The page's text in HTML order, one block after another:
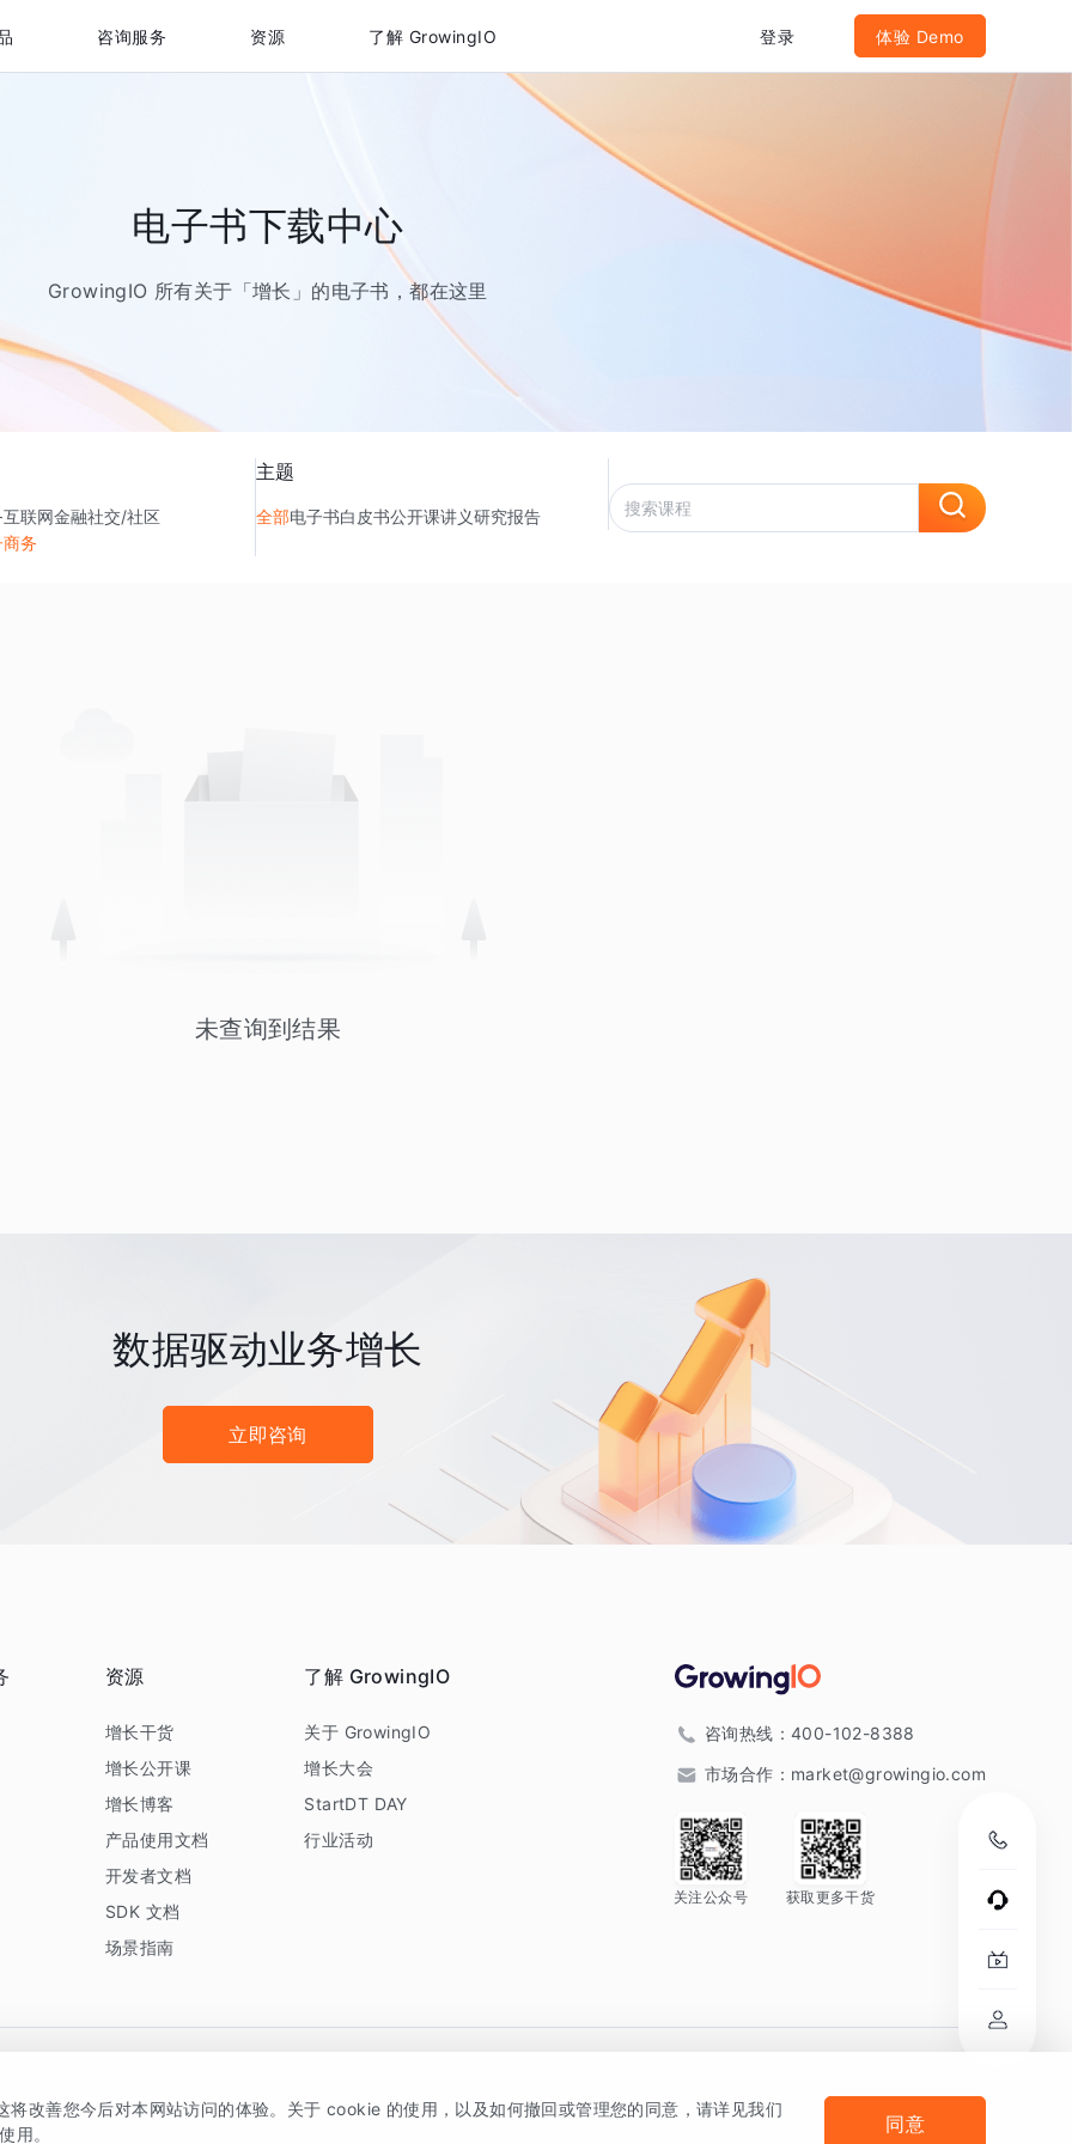
咨询服务 资源 了解 GrowingIO 登录 体验 Demo
电子书下载中心
GrowingIO 所有关于「增长」的电子书，都在这里
互联网金融社交/社区
务
主题
全部电子书白皮书公开课讲义研究报告
未查询到结果
数据驱动业务增长
立即咨询
资源
增长干货
增长公开课
增长博客
产品使用文档
开发者文档
SDK 文档
场景指南
了解 GrowingIO
关于 GrowingIO
增长大会
StartDT DAY
行业活动
咨询热线： 400-102-8388
市场合作： market@growingio.com
关注公众号 获取更多干货
号 法律声明及隐私条款
改善您今后对本网站访问的体验。关于 cookie 的使用，以及如何撤回或管理您的同意，请详见我们
用。 同意